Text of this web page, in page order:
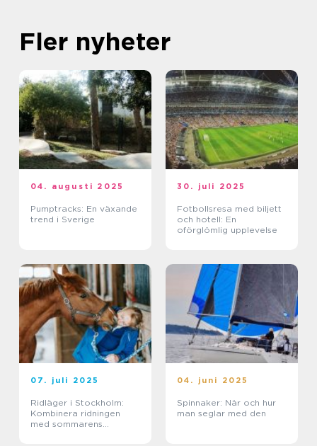
Fler nyheter
04. augusti 2025
Pumptracks: En växande
trend i Sverige
30. juli 2025
Fotbollsresa med biljett
och hotell: En
oförglömlig upplevelse
07. juli 2025
Ridläger i Stockholm:
Kombinera ridningen
med sommarens
04. juni 2025
Spinnaker: När och hur
man seglar med den